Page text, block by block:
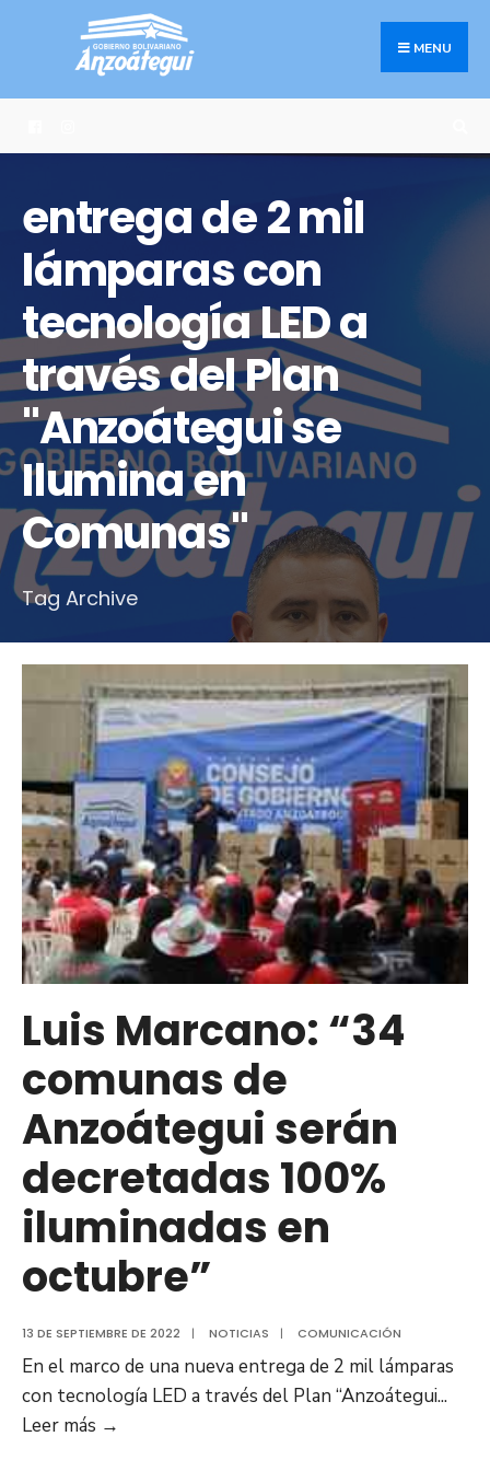
MENU
entrega de 2 mil
lámparas con
tecnología LED a
través del Plan
"Anzoátegui se
Ilumina en
Comunas"
Tag Archive
Luis Marcano: “34
comunas de
Anzoátegui serán
decretadas 100%
iluminadas en
octubre”
13 DE SEPTIEMBRE DE 2022 | NOTICIAS | COMUNICACIÓN
En el marco de una nueva entrega de 2 mil lámparas
con tecnología LED a través del Plan “Anzoátegui...
Leer más →
Search